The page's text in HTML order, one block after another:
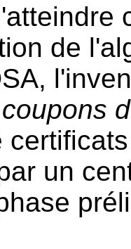
de
coupons
un